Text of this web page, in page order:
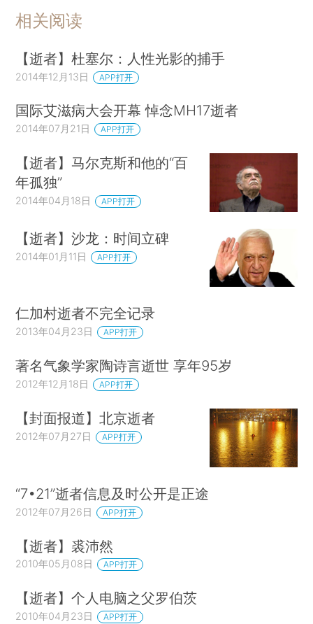
相关阅读
【逝者】杜塞尔：人性光影的捕手
2014年12月13日 APP打开
国际艾滋病大会开幕 悼念MH17逝者
2014年07月21日 APP打开
【逝者】马尔克斯和他的“百
年孤独”
2014年04月18日 APP打开
【逝者】沙龙：时间立碑
2014年01月11日 APP打开
仁加村逝者不完全记录
2013年04月23日 APP打开
著名气象学家陶诗言逝世 享年95岁
2012年12月18日 APP打开
【封面报道】北京逝者
2012年07月27日 APP打开
“7•21”逝者信息及时公开是正途
2012年07月26日 APP打开
【逝者】裘沛然
2010年05月08日 APP打开
【逝者】个人电脑之父罗伯茨
2010年04月23日 APP打开